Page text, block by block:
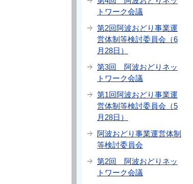
トワーク会議
第2回阿波おどり事業運
営体制等検討委員会（6
月28日）
第3回 阿波おどりネッ
トワーク会議
第1回阿波おどり事業運
営体制等検討委員会（5
月28日）
阿波おどり事業運営体制
等検討委員会
第2回 阿波おどりネッ
トワーク会議